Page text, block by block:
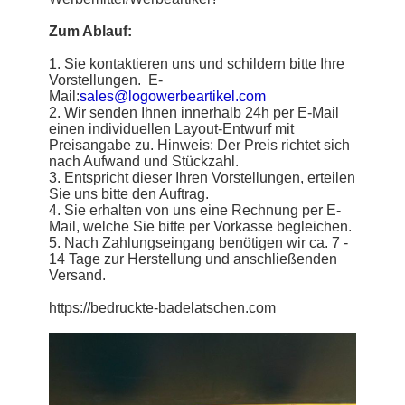
Zum Ablauf:
1. Sie kontaktieren uns und schildern bitte Ihre
Vorstellungen. E-
Mail:sales@logowerbeartikel.com
2. Wir senden Ihnen innerhalb 24h per E-Mail
einen individuellen Layout-Entwurf mit
Preisangabe zu. Hinweis: Der Preis richtet sich
nach Aufwand und Stückzahl.
3. Entspricht dieser Ihren Vorstellungen, erteilen
Sie uns bitte den Auftrag.
4. Sie erhalten von uns eine Rechnung per E-
Mail, welche Sie bitte per Vorkasse begleichen.
5. Nach Zahlungseingang benötigen wir ca. 7 -
14 Tage zur Herstellung und anschließenden
Versand.
https://bedruckte-badelatschen.com